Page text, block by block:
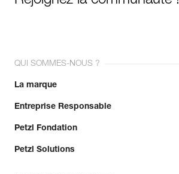
QUI SOMMES-NOUS ?
La marque
Entreprise Responsable
Petzl Fondation
Petzl Solutions